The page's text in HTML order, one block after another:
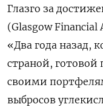
Глазго за
(Glasgow
«Два года назад,
страной, готовой
своими
выбросов